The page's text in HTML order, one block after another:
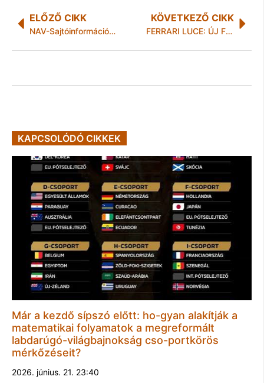
ELŐZŐ CIKK
NAV-Sajtóinformáció- „Viharfelhők” a stand felett
KÖVETKEZŐ CIKK
FERRARI LUCE: ÚJ FEJEZET A MARANELLÓI MÁRKA TÖRTÉNETÉBEN
KAPCSOLÓDÓ CIKKEK
Már a kezdő sípszó előtt: ho-gyan alakítják a
matematikai folyamatok a megreformált
labdarúgó-világbajnokság cso-portkörös
mérkőzéseit?
2026. június. 21. 23:40